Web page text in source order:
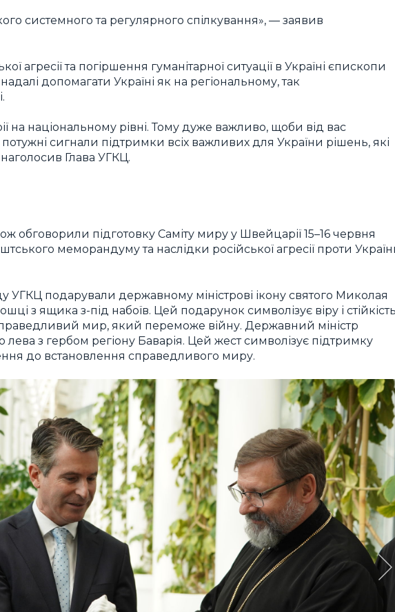
системного та регулярного спілкування», — заявив
агресії та погіршення гуманітарної ситуації в Україні єпископи
допомагати Україні як на регіональному, так
на національному рівні. Тому дуже важливо, щоби від вас
сигнали підтримки всіх важливих для України рішень, які
Глава УГКЦ.
обговорили підготовку Саміту миру у Швейцарії 15–16 червня
меморандуму та наслідки російської агресії проти
УГКЦ подарували державному міністрові ікону святого Миколая
з ящика з-під набоїв. Цей подарунок символізує віру і
мир, який переможе війну. Державний міністр
з гербом регіону Баварія. Цей жест символізує підтримку
до встановлення справедливого миру.